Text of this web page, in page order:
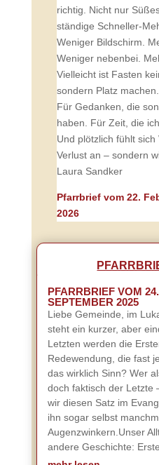
richtig. Nicht nur
ständige Schneller-
Weniger Bildschirm.
Weniger nebenbei.
Vielleicht ist Fasten
sondern Platz machen.
Für Gedanken, die
haben. Für Zeit, die
Und plötzlich fühlt sich
Verlust an – sondern
Laura Sandker
Pfarrbrief vom 22.
2026
PFARRBRIEF VOM
SEPTEMBER 2025
Liebe Gemeinde, im
steht ein kurzer, aber
Letzten werden die
Redewendung, die fast
das wirklich Sinn? Wer
doch faktisch der Letzte
wir diesen Satz im
ihn sogar selbst
Augenzwinkern.Unser
andere Geschichte: